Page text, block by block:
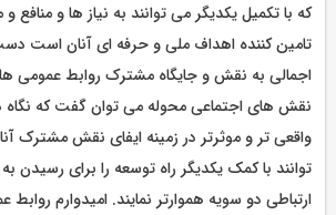
که با تکمیل یکدیگر می توانند به نیاز ها و منافع
تامین کننده اهداف ملی و حرفه ای آنان است
اجمالی به نقش و جایگاه مشترک روابط عمومی ها
نقش های اجتماعی محوله می توان گفت که نگاه
واقعی تر و موثرتر در زمینه ایفای نقش مشترک
توانند با کمک یکدیگر راه توسعه را برای رسیدن
ارتباطی دو سویه هموارتر نمایند. امیدوارم